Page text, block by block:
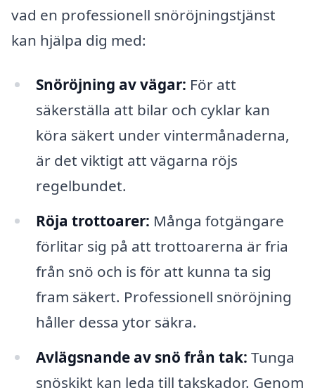
vad en professionell snöröjningstjänst
kan hjälpa dig med:
Snöröjning av vägar: För att
säkerställa att bilar och cyklar kan
köra säkert under vintermånaderna,
är det viktigt att vägarna röjs
regelbundet.
Röja trottoarer: Många fotgängare
förlitar sig på att trottoarerna är fria
från snö och is för att kunna ta sig
fram säkert. Professionell snöröjning
håller dessa ytor säkra.
Avlägsnande av snö från tak: Tunga
snöskikt kan leda till takskador. Genom